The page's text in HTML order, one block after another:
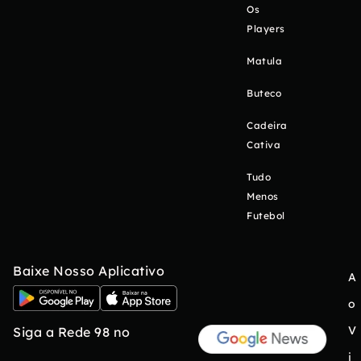
Os
Players
Matula
Buteco
Cadeira
Cativa
Tudo
Menos
Futebol
Baixe Nosso Aplicativo
Siga a Rede 98 no
A
o
V
i